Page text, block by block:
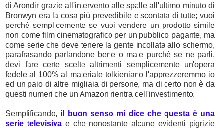
di Arondir grazie all'intervento alle spalle all'ultimo minuto di
Bronwyn era la cosa più prevedibile e scontata di tutte; vuoi
perchè semplicemente se vuoi vendere un prodotto simile
non come film cinematografico per un pubblico pagante, ma
come serie che deve tenere la gente incollata allo schermo,
parafrasando parlandone bene o male purchè se ne parli,
devi fare certe scelte altrimenti semplicemente un'opera
fedele al 100% al materiale tolkieniano l'apprezzeremmo io
ed un paio di altre migliaia di persone, ma di certo non è da
questi numeri che un Amazon rientra dell'investimento.
Semplificando, il buon senso mi dice che questa è una
serie televisiva e che nonostante alcune evidenti pigrizie